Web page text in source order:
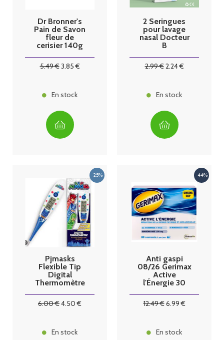
Dr Bronner's
Pain de Savon
fleur de
cerisier 140g
5.49€3.85€
En stock
2 Seringues
pour lavage
nasal Docteur
B
2.99€2.24€
En stock
Pjmasks
Flexible Tip
Digital
Thermomètre
6.00€4.50 €
En stock
Anti gaspi
08/26 Gerimax
Active
l'Énergie 30
12.49€6.99€
En stock